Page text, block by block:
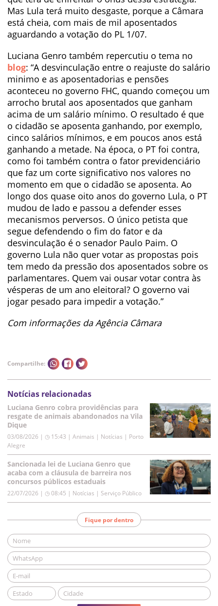
Mas Lula terá muito desgaste, porque a Câmara
está cheia, com mais de mil aposentados
aguardando a votação do PL 1/07.
Luciana Genro também repercutiu o tema no
blog: “A desvinculação entre o reajuste do salário
minimo e as aposentadorias e pensões
aconteceu no governo FHC, quando começou um
arrocho brutal aos aposentados que ganham
acima de um salário mínimo. O resultado é que
o cidadão se aposenta ganhando, por exemplo,
cinco salários mínimos, e em poucos anos está
ganhando a metade. Na época, o PT foi contra,
como foi também contra o fator previdenciário
que faz um corte significativo nos valores no
momento em que o cidadão se aposenta. Ao
longo dos quase oito anos do governo Lula, o PT
mudou de lado e passou a defender esses
mecanismos perversos. O único petista que
segue defendendo o fim do fator e da
desvinculação é o senador Paulo Paim. O
governo Lula não quer votar as propostas pois
tem medo da pressão dos aposentados sobre os
parlamentares. Quem vai ousar votar contra às
vésperas de um ano eleitoral? O governo vai
jogar pesado para impedir a votação.”
Com informações da Agência Câmara
Compartilhe:
Notícias relacionadas
Luciana Genro cobra providências para
resgate de animais abandonados na Vila
Dique
03/08/2026 | ◷ 15:43 | Animais | Notícias | Porto
Alegre
Sancionada lei de Luciana Genro que
acaba com a cláusula de barreira nos
concursos públicos estaduais
22/07/2026 | ◷ 08:45 | Notícias | Serviço Público
Fique por dentro